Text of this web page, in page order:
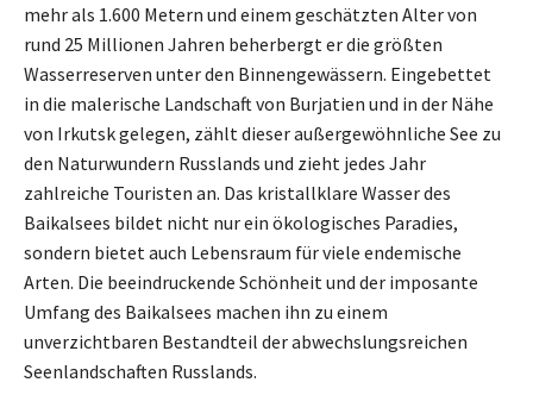
mehr als 1.600 Metern und einem geschätzten Alter von
rund 25 Millionen Jahren beherbergt er die größten
Wasserreserven unter den Binnengewässern. Eingebettet
in die malerische Landschaft von Burjatien und in der Nähe
von Irkutsk gelegen, zählt dieser außergewöhnliche See zu
den Naturwundern Russlands und zieht jedes Jahr
zahlreiche Touristen an. Das kristallklare Wasser des
Baikalsees bildet nicht nur ein ökologisches Paradies,
sondern bietet auch Lebensraum für viele endemische
Arten. Die beeindruckende Schönheit und der imposante
Umfang des Baikalsees machen ihn zu einem
unverzichtbaren Bestandteil der abwechslungsreichen
Seenlandschaften Russlands.